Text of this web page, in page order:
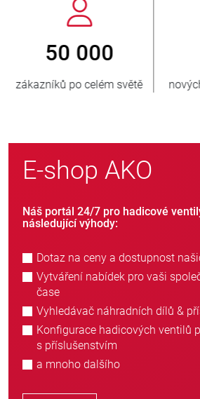
800
nových zákazníků ročně
E-shop AKO
Náš portál 24/7 pro hadicové
následující výhody:
Dotaz na ceny a dostupnost
Vytváření nabídek pro vaši
čase
Vyhledávač náhradních dílů &
Konfigurace hadicových ventilů
s příslušenstvím
a mnoho dalšího